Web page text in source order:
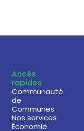
Accès
rapides
Communauté
de
Communes
Nos services
Économie